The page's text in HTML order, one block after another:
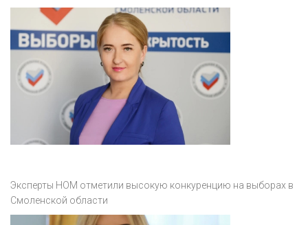
Эксперты НОМ отметили высокую конкуренцию на выборах в
Смоленской области